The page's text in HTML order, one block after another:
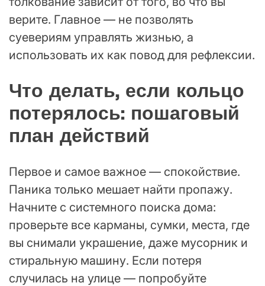
верите. Главное — не позволять
суевериям управлять жизнью, а
использовать их как повод для рефлексии.
Что делать, если кольцо
потерялось: пошаговый
план действий
Первое и самое важное — спокойствие.
Паника только мешает найти пропажу.
Начните с системного поиска дома:
проверьте все карманы, сумки, места, где
вы снимали украшение, даже мусорник и
стиральную машину. Если потеря
случилась на улице — попробуйте